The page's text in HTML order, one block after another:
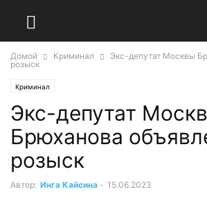
Домой Криминал
Экс-депутат Москвы
розыск
Криминал
Экс-депутат
Брюханова
розыск
Автор: Инга Кайсина - 15.06.2023